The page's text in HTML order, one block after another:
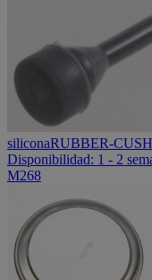
siliconaRUBBER-
Disponibilidad: 1 - 2
M268